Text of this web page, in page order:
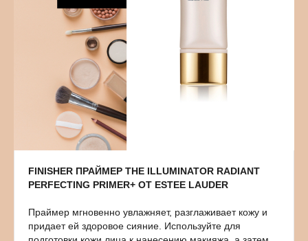
FINISHER ПРАЙМЕР THE ILLUMINATOR RADIANT
PERFECTING PRIMER+ ОТ ESTEE LAUDER
Праймер мгновенно увлажняет, разглаживает кожу и
придает ей здоровое сияние. Используйте для